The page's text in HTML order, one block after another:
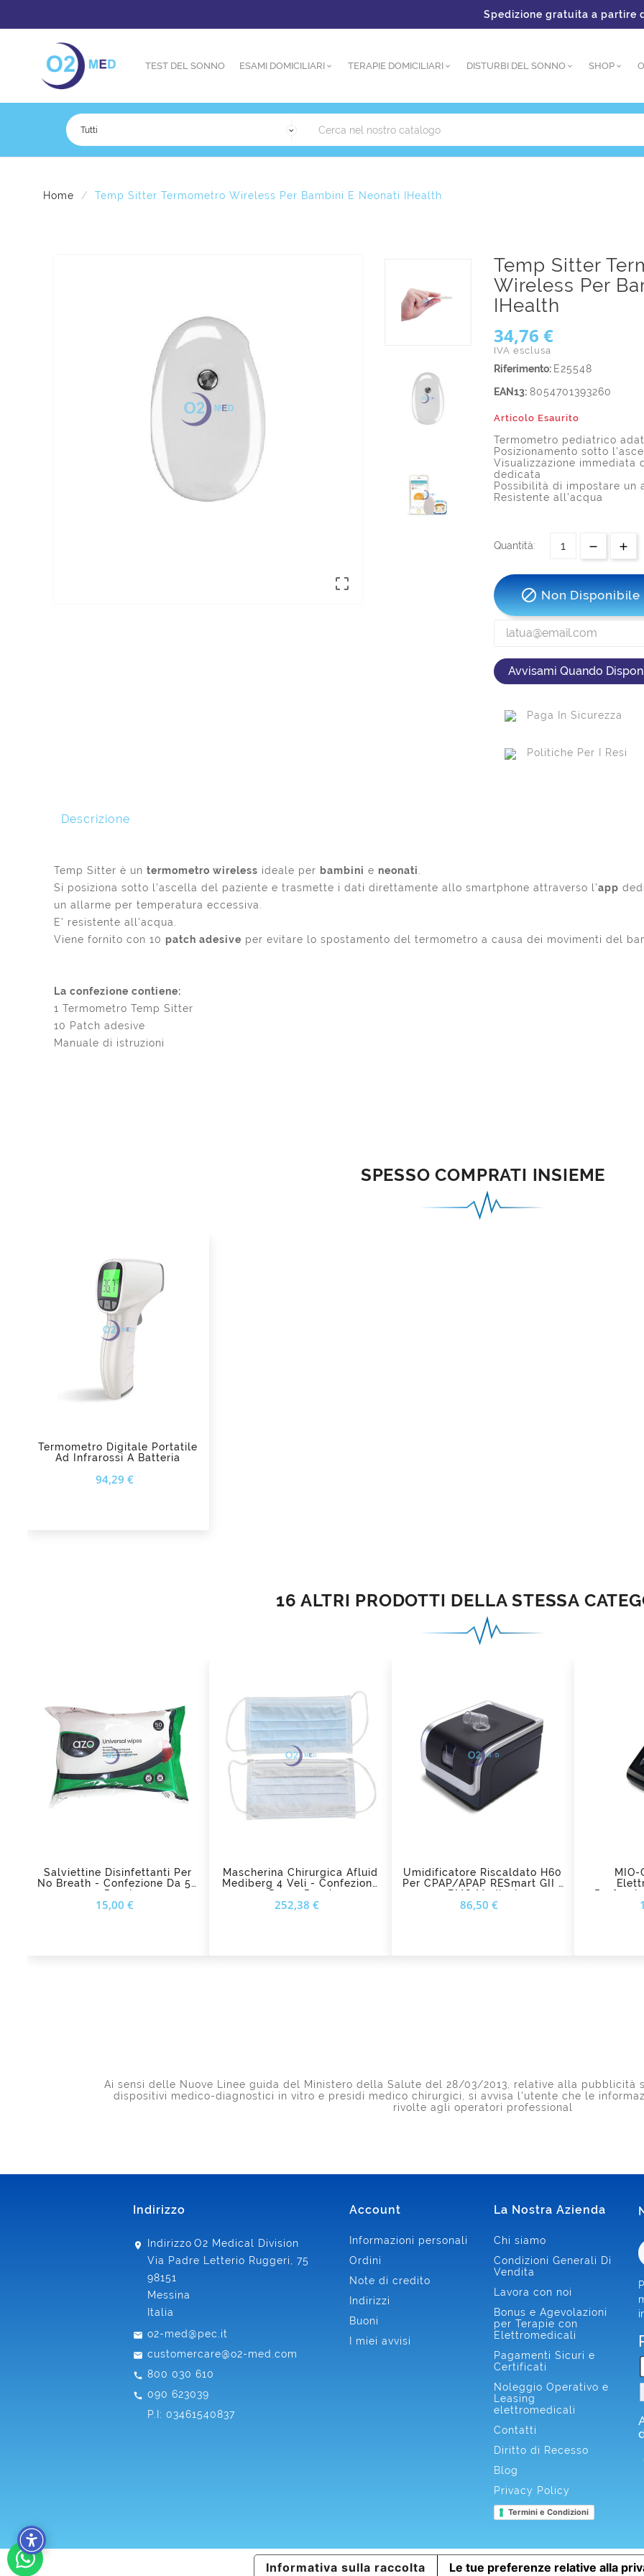
Spedizione gratuita a partire da
TEST DEL SONNO ESAMI DOMICILIARI TERAPIE DOMICILIARI DISTURBI DEL SONNO SHOP
Home Temp Sitter Termometro Wireless Per Bambini E Neonati IHealth

Temp Sitter
Wireless Per
IHealth
34,76 €
IVA esclusa
Riferimento: E25548
EAN13: 8054701393260
Articolo Esaurito
Termometro pediatrico
Posizionamento sotto
Visualizzazione immediata
dedicata
Possibilità di impostare un
Resistente all'acqua
Quantità:
 Non Disponibile
Avvisami Quando
Paga In Sicurezza
Politiche Per I Resi
Descrizione
Temp Sitter è un termometro wireless ideale per bambini e neonati
Si posiziona sotto l'ascella del paziente e trasmette i dati direttamente allo smartphone attraverso l'app
un allarme per temperatura eccessiva.
E' resistente all'acqua.
Viene fornito con 10 patch adesive per evitare lo spostamento del termometro a causa dei movimenti del
La confezione contiene:
1 Termometro Temp Sitter
10 Patch adesive
Manuale di istruzioni
SPESSO COMPRATI INSIEME
Termometro Digitale Portatile
Ad Infrarossi A Batteria
94,29 €
16 ALTRI PRODOTTI DELLA STESSA
Salviettine Disinfettanti Per
No Breath - Confezione Da 50
Pezzi
15,00 €
Mascherina Chirurgica Afluid
Mediberg 4 Veli - Confezione
Da 50 Pezzi
252,38 €
Umidificatore Riscaldato H60
Per CPAP/APAP RESmart GII -
BMC Medical
86,50 €
MIO-
Terapia
Ai sensi delle Nuove Linee guida del Ministero della Salute del 28/03/2013, relative alla pubblicità
dispositivi medico-diagnostici in vitro e presidi medico chirurgici, si avvisa l'utente che le
rivolte agli operatori professional
Indirizzo
Indirizzo O2 Medical Division
Via Padre Letterio Ruggeri, 75
98151
Messina
Italia
o2-med@pec.it
customercare@o2-med.com
800 030 610
090 623039
P.I: 03461540837
Account
Informazioni personali
Ordini
Note di credito
Indirizzi
Buoni
I miei avvisi
La Nostra Azienda
Chi siamo
Condizioni Generali Di
Vendita
Lavora con noi
Bonus e Agevolazioni
per Terapie con
Elettromedicali
Pagamenti Sicuri e
Certificati
Noleggio Operativo e
Leasing
elettromedicali
Contatti
Diritto di Recesso
Blog
Privacy Policy
Termini e Condizioni
Informativa sulla raccolta Le tue preferenze relative alla